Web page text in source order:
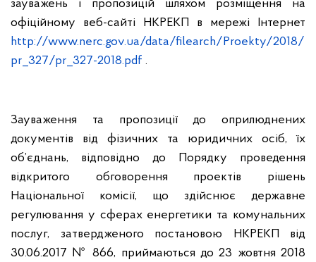
зауважень і пропозицій шляхом розміщення на
офіційному веб-сайті НКРЕКП в мережі Інтернет
http://www.nerc.gov.ua/data/filearch/Proekty/2018/
pr_327/pr_327-2018.pdf .
Зауваження та пропозиції до оприлюднених
документів від фізичних та юридичних осіб, їх
об’єднань, відповідно до Порядку проведення
відкритого обговорення проектів рішень
Національної комісії, що здійснює державне
регулювання у сферах енергетики та комунальних
послуг, затвердженого постановою НКРЕКП від
30.06.2017 № 866, приймаються до23 жовтня 2018